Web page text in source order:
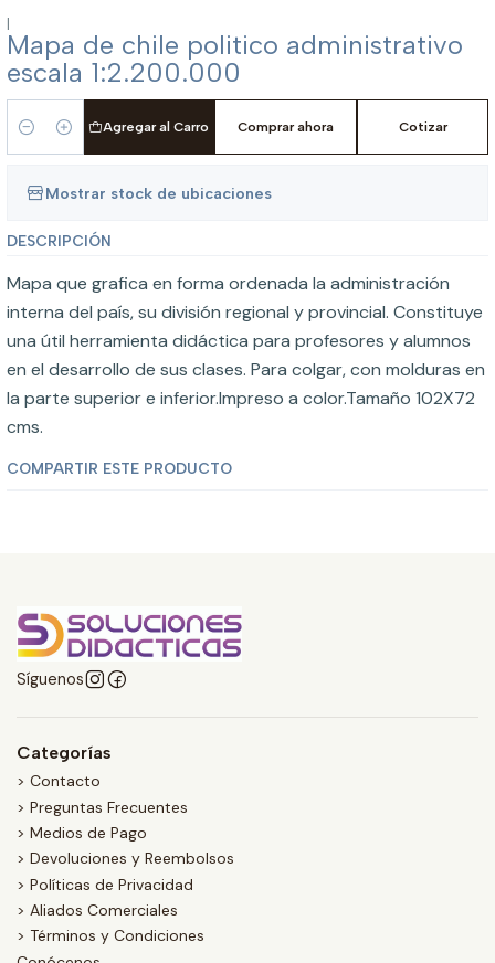
|
Mapa de chile politico administrativo
escala 1:2.200.000
Cantidad
Agregar al Carro Comprar ahora Cotizar
Mostrar stock de ubicaciones
DESCRIPCIÓN
Mapa que grafica en forma ordenada la administración
interna del país, su división regional y provincial. Constituye
una útil herramienta didáctica para profesores y alumnos
en el desarrollo de sus clases. Para colgar, con molduras en
la parte superior e inferior.Impreso a color.Tamaño 102X72
cms.
COMPARTIR ESTE PRODUCTO
Síguenos
Categorías
> Contacto
> Preguntas Frecuentes
> Medios de Pago
> Devoluciones y Reembolsos
> Políticas de Privacidad
> Aliados Comerciales
> Términos y Condiciones